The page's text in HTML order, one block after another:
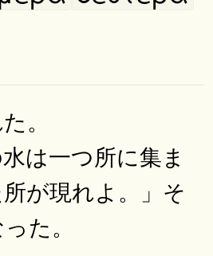
。
水は一つ所に集ま
が現れよ。」そ
た。